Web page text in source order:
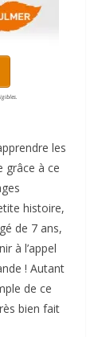
les
grâce à ce
histoire,
de 7 ans,
à l’appel
! Autant
de ce
bien fait